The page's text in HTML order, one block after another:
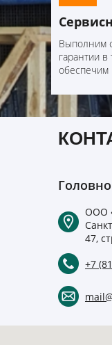
места
Выполним
гарантии
обеспечим
+7
ООО
47,